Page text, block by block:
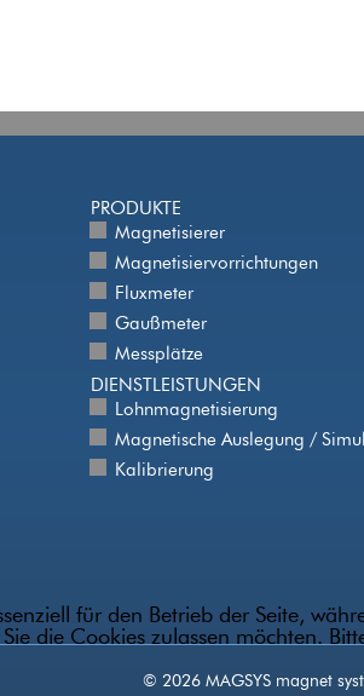
PRODUKTE
Magnetisierer
Magnetisiervorrichtungen
Fluxmeter
Gaußmeter
Messplätze
DIENSTLEISTUNGEN
Lohnmagnetisierung
Magnetische Auslegung /
Kalibrierung
© 2026 MAGSYS magnet
für den Betrieb der Seite,
die Cookies zulassen möchten.